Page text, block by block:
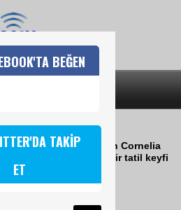
DÜNYAYA DAVET
Belek'te yer alan Cornelia
yaz aylarında da lüks bir tatil keyfi
seçenekler sunuyor
BEĞEN
TAKİP
ET